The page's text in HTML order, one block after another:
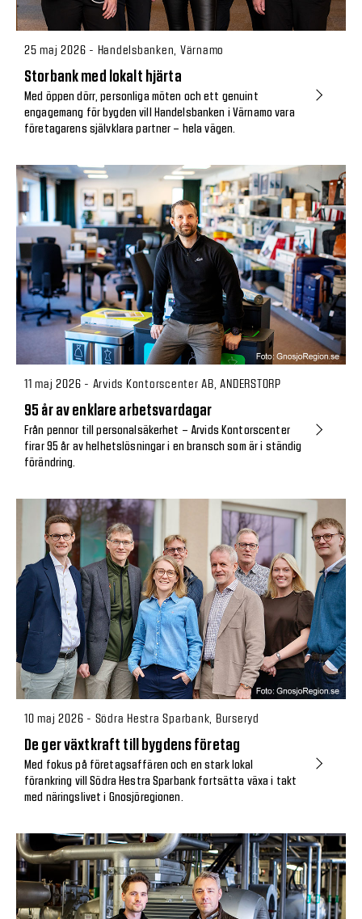
25 maj 2026 - Handelsbanken, Värnamo
Storbank med lokalt hjärta
Med öppen dörr, personliga möten och ett genuint
engagemang för bygden vill Handelsbanken i Värnamo vara
företagarens självklara partner – hela vägen.
11 maj 2026 - Arvids Kontorscenter AB, ANDERSTORP
95 år av enklare arbetsvardagar
Från pennor till personalsäkerhet – Arvids Kontorscenter
firar 95 år av helhetslösningar i en bransch som är i ständig
förändring.
10 maj 2026 - Södra Hestra Sparbank, Burseryd
De ger växtkraft till bygdens företag
Med fokus på företagsaffären och en stark lokal
förankring vill Södra Hestra Sparbank fortsätta växa i takt
med näringslivet i Gnosjöregionen.